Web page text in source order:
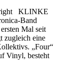
KLINKE
Band
Mal seit
zugleich eine
„Four“
Vinyl, besteht